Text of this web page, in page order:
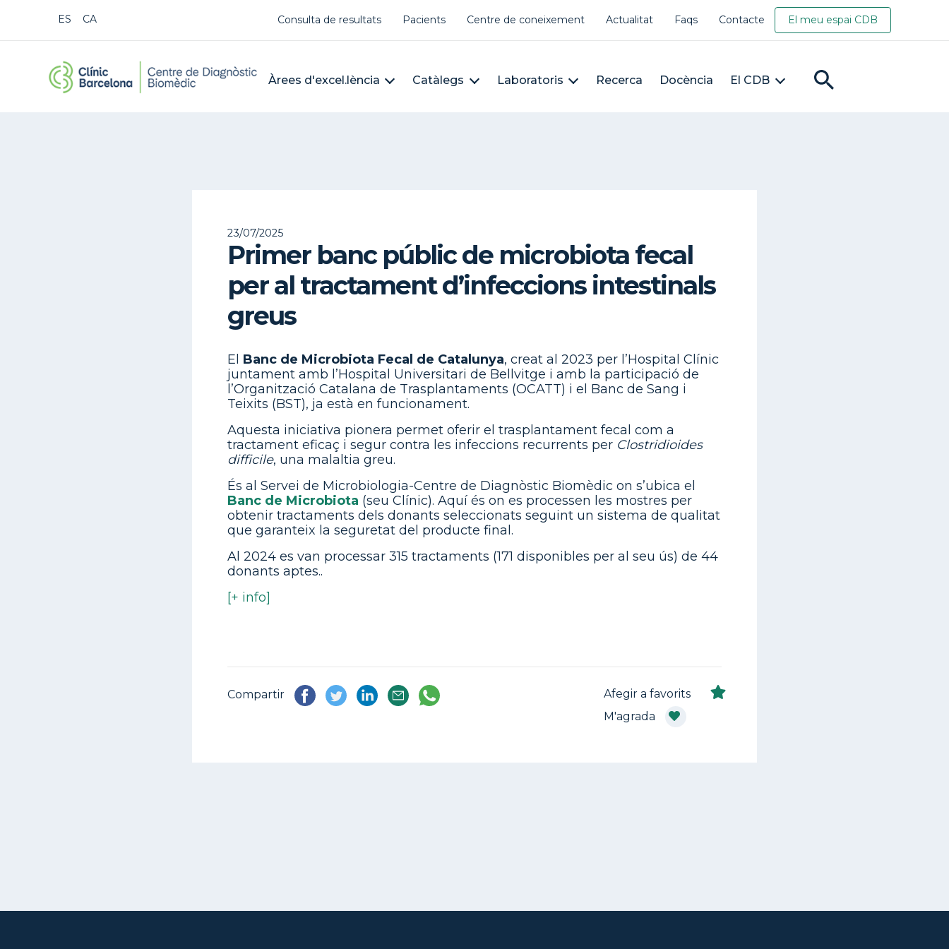
ESPAÑOL
CATALÀ User account menu
Consulta de resultats Pacients Centre de coneixement Actualitat Faqs Contacte El meu espai CDB
Main navigation
Àrees d'excel.lència Catàlegs Laboratoris Recerca Docència El CDB
23/07/2025
Primer banc públic de microbiota fecal
per al tractament d’infeccions intestinals
greus
El Banc de Microbiota Fecal de Catalunya, creat al 2023 per l’Hospital Clínic
juntament amb l’Hospital Universitari de Bellvitge i amb la participació de
l’Organització Catalana de Trasplantaments (OCATT) i el Banc de Sang i
Teixits (BST), ja està en funcionament.
Aquesta iniciativa pionera permet oferir el trasplantament fecal com a
tractament eficaç i segur contra les infeccions recurrents per Clostridioides
difficile, una malaltia greu.
És al Servei de Microbiologia-Centre de Diagnòstic Biomèdic on s’ubica el
Banc de Microbiota (seu Clínic). Aquí és on es processen les mostres per
obtenir tractaments dels donants seleccionats seguint un sistema de qualitat
que garanteix la seguretat del producte final.
Al 2024 es van processar 315 tractaments (171 disponibles per al seu ús) de 44
donants aptes..
[+ info]
Compartir
Afegir a favorits
M'agrada